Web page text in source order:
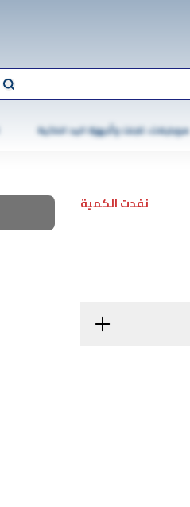
موبايلات، تابلت وأجهزة اليد الذكية
نفدت الكمية